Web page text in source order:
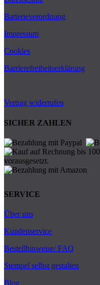
Batterieverordnung
Impressum
Cookies
Barrierefreiheitserklärung
Vertrag widerrufen
SICHER ZAHLEN
SERVICE
Über uns
Kundenservice
Bestellhinweise/ FAQ
Stempel selbst gestalten
Blog